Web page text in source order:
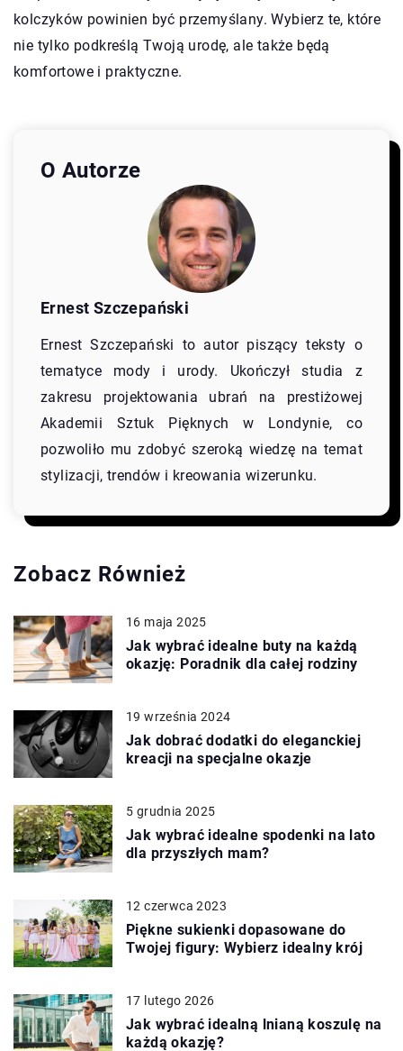
kolczyków powinien być przemyślany. Wybierz te, które
nie tylko podkreślą Twoją urodę, ale także będą
komfortowe i praktyczne.
O Autorze
Ernest Szczepański
Ernest Szczepański to autor piszący teksty o
tematyce mody i urody. Ukończył studia z
zakresu projektowania ubrań na prestiżowej
Akademii Sztuk Pięknych w Londynie, co
pozwoliło mu zdobyć szeroką wiedzę na temat
stylizacji, trendów i kreowania wizerunku.
Zobacz Również
16 maja 2025
Jak wybrać idealne buty na każdą
okazję: Poradnik dla całej rodziny
19 września 2024
Jak dobrać dodatki do eleganckiej
kreacji na specjalne okazje
5 grudnia 2025
Jak wybrać idealne spodenki na lato
dla przyszłych mam?
12 czerwca 2023
Piękne sukienki dopasowane do
Twojej figury: Wybierz idealny krój
17 lutego 2026
Jak wybrać idealną lnianą koszulę na
każdą okazję?